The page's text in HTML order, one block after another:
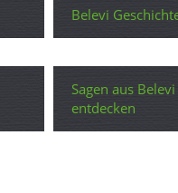
Belevi
Sagen aus Belevi
entdecken